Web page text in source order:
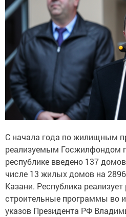
С начала года по жилищным
реализуемым Госжилфондом
республике введено 137
числе 13 жилых домов на
Казани. Республика
строительные программы во
указов Президента РФ